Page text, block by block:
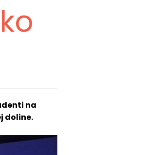
na
doline.